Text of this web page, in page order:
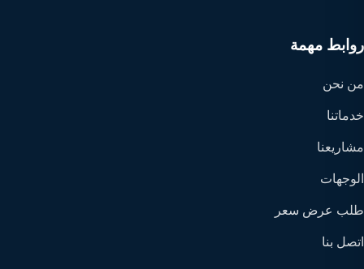
روابط مهمة
من نحن
خدماتنا
مشاريعنا
الوجهات
طلب عرض سعر
اتصل بنا